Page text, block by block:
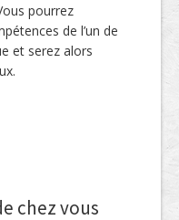
pourrez
de l’un de
et serez alors
chez vous